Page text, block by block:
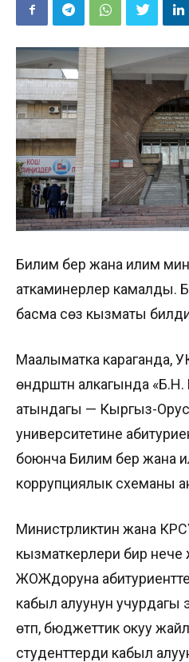
Билим берүү жана илим
аткаминерлер камалды.
басма сөз кызматы
Маалыматка караганда,
өндүрүштүн алкагында
атындагы — Кыргыз-
университетине
боюнча Билим берүү жана
коррупциялык схеманы
Министрликтин жана
кызматкерлери бир
ЖОЖдоруна
кабыл алуунун учурдагы
өтүп, бюджеттик окуу
студенттерди кабыл